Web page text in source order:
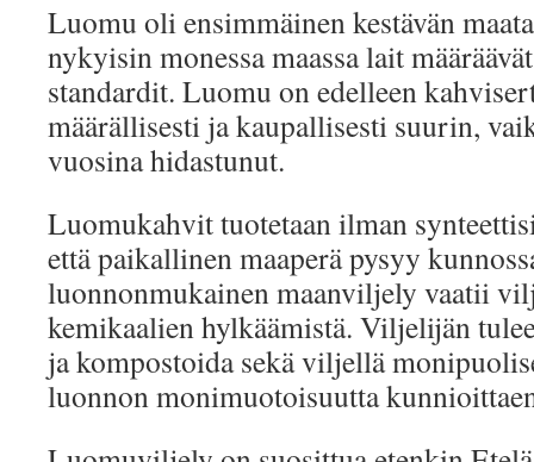
Luomu oli ensimmäinen kestävän
nykyisin monessa maassa lait
standardit. Luomu on edelleen
määrällisesti ja kaupallisesti suurin,
vuosina hidastunut.
Luomukahvit tuotetaan ilman
että paikallinen maaperä pysyy
luonnonmukainen maanviljely vaatii
kemikaalien hylkäämistä. Viljelijän
ja kompostoida sekä viljellä
luonnon monimuotoisuutta